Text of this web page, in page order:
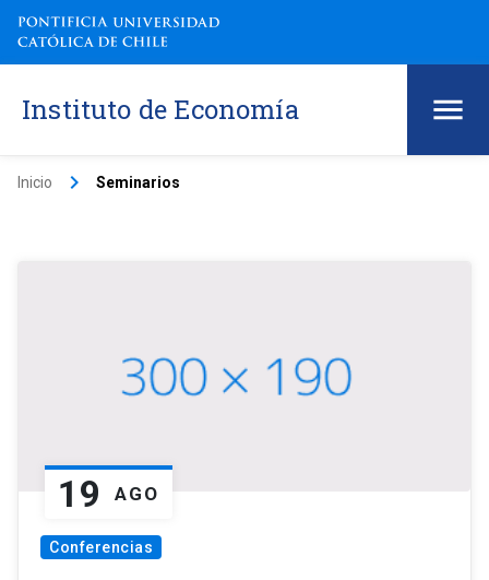
Instituto de Economía
Inicio keyboard_arrow_right Seminarios
19 AGO
Conferencias